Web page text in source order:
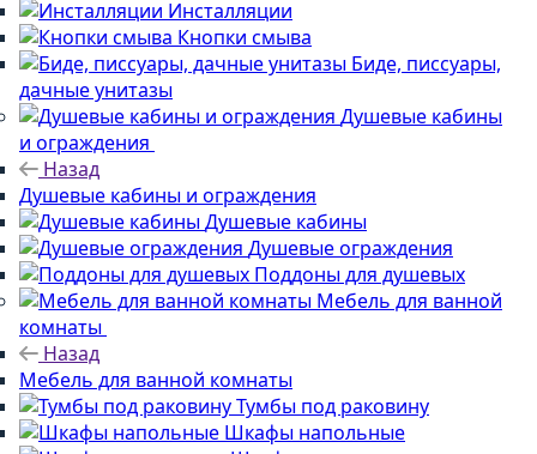
Инсталляции
Кнопки смыва
Биде, писсуары,
дачные унитазы
Душевые кабины
и ограждения
Назад
Душевые кабины и ограждения
Душевые кабины
Душевые ограждения
Поддоны для душевых
Мебель для ванной
комнаты
Назад
Мебель для ванной комнаты
Тумбы под раковину
Шкафы напольные